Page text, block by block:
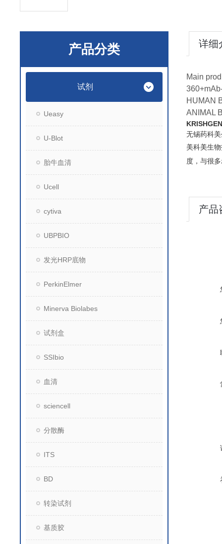
产品分类
试剂
Ueasy
U-Blot
胎牛血清
Ucell
cytiva
UBPBIO
发光HRP底物
PerkinElmer
Minerva Biolabes
试剂盒
SSIbio
血清
sciencell
分散酶
ITS
BD
转染试剂
基质胶
详细
Main
HUMAN
ANIMAL
无锡药科
美科美生
度，与很多
产品